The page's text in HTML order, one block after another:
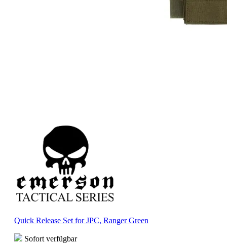
Quick Release Set for JPC, Ranger Green
Sofort verfügbar